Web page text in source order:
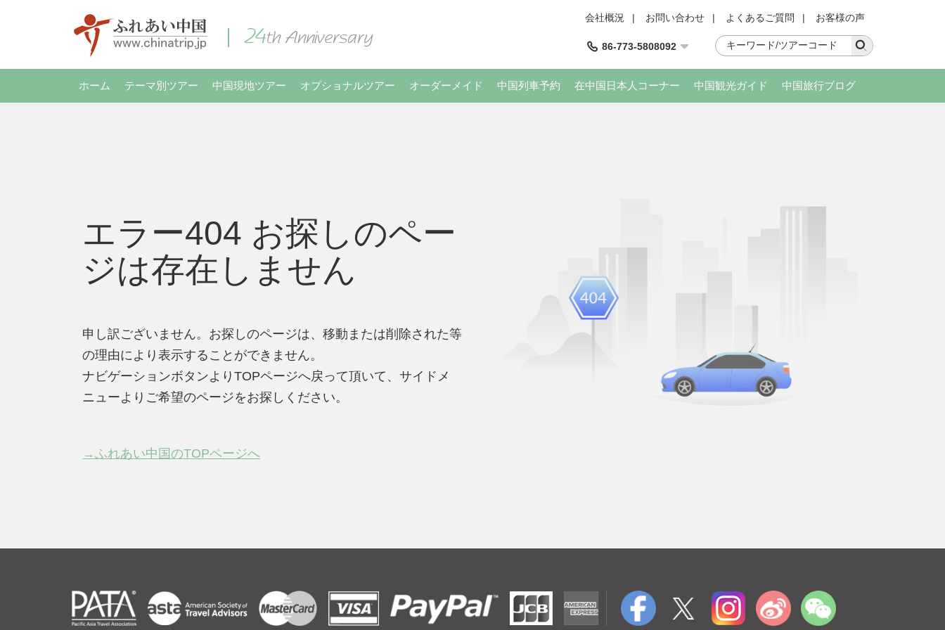
会社概況 | お問い合わせ | よくあるご質問 | お客様の声
86-773-5808092
ホーム テーマ別ツアー 中国現地ツアー オプショナルツアー オーダーメイド 中国列車予約 在中国日本人コーナー 中国観光ガイド 中国旅行ブログ
エラー404 お探しのペー
ジは存在しません
申し訳ございません。お探しのページは、移動または削除された等
の理由により表示することができません。
ナビゲーションボタンよりTOPページへ戻って頂いて、サイドメ
ニューよりご希望のページをお探しください。
→ふれあい中国のTOPページへ